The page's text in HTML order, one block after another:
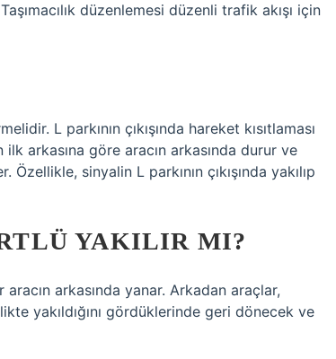
düzenlemesi düzenli trafik akışı için
L parkının çıkışında hareket kısıtlaması
ilk arkasına göre aracın arkasında durur ve
sinyalin L parkının çıkışında yakılıp
YAKILIR MI?
arkasında yanar. Arkadan araçlar,
yakıldığını gördüklerinde geri dönecek ve